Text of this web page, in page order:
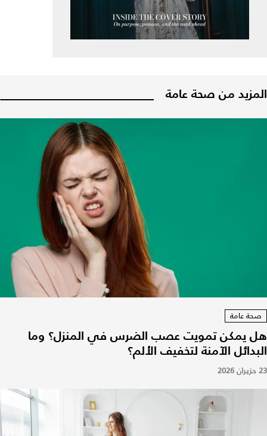
المزيد من صحة عامة
صحة عامة
هل يمكن تمويت عصب الضرس في المنزل؟ وما
البدائل الآمنة لتخفيف الألم؟
23 حزيران 2026